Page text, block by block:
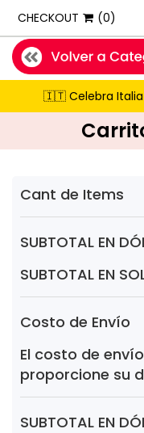
ExpatShop is an online
STOCK POLICY: All
PRICING: All products
SHIPPING: Next-day
RECOMMENDATIONS:
PAYMENTS: We accept
CHECKOUT (0)
🇮🇹 Celebra Italia
Cant de Items
SUBTOTAL EN
SUBTOTAL EN
Costo de Envío
El costo de
proporcione su
SUBTOTAL EN